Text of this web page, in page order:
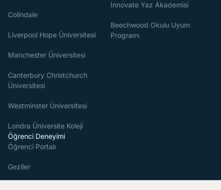
Colindale
Liverpool Hope Üniversitesi
Manchester Üniversitesi
Canterbury Christchurch
Üniversitesi
Westminster Üniversitesi
Londra Üniversite Koleji
Innovate Yaz Akademisi
Beechwood Okulu Uyum
Programı
Öğrenci Deneyimi
Öğrenci Portalı
Geziler